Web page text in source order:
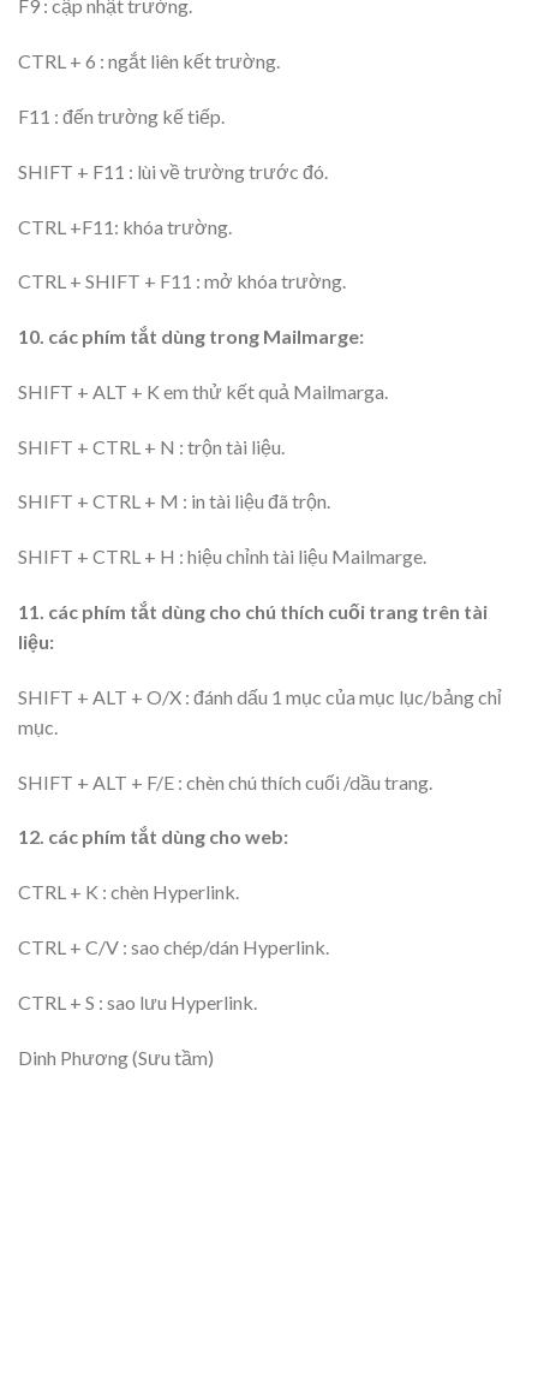
F9 : cập nhật trường.
CTRL + 6 : ngắt liên kết trường.
F11 : đến trường kế tiếp.
SHIFT + F11 : lùi về trường trước đó.
CTRL +F11: khóa trường.
CTRL + SHIFT + F11 : mở khóa trường.
10. các phím tắt dùng trong Mailmarge:
SHIFT + ALT + K em thử kết quả Mailmarga.
SHIFT + CTRL + N : trộn tài liệu.
SHIFT + CTRL + M : in tài liệu đã trộn.
SHIFT + CTRL + H : hiệu chỉnh tài liệu Mailmarge.
11. các phím tắt dùng cho chú thích cuối trang trên tài
liệu:
SHIFT + ALT + O/X : đánh dấu 1 mục của mục lục/bảng chỉ
mục.
SHIFT + ALT + F/E : chèn chú thích cuối /dầu trang.
12. các phím tắt dùng cho web:
CTRL + K : chèn Hyperlink.
CTRL + C/V : sao chép/dán Hyperlink.
CTRL + S : sao lưu Hyperlink.
Dinh Phương (Sưu tầm)